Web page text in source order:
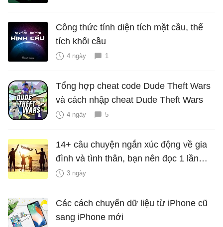
Công thức tính diện tích mặt cầu, thể
tích khối cầu
4 ngày 1
Tổng hợp cheat code Dude Theft Wars
và cách nhập cheat Dude Theft Wars
4 ngày 5
14+ câu chuyện ngắn xúc động về gia
đình và tình thân, bạn nên đọc 1 lần
trong đời
3 ngày
Các cách chuyển dữ liệu từ iPhone cũ
sang iPhone mới